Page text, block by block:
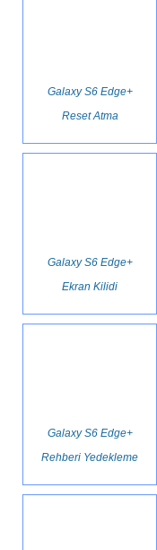
Galaxy S6 Edge+
Reset Atma
Galaxy S6 Edge+
Ekran Kilidi
Galaxy S6 Edge+
Rehberi Yedekleme